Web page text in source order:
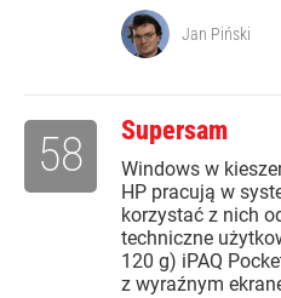
Jan Piński
Supersam
Windows w
HP pracują w
korzystać z nich
techniczne
120 g) iPAQ
z wyraźnym
58